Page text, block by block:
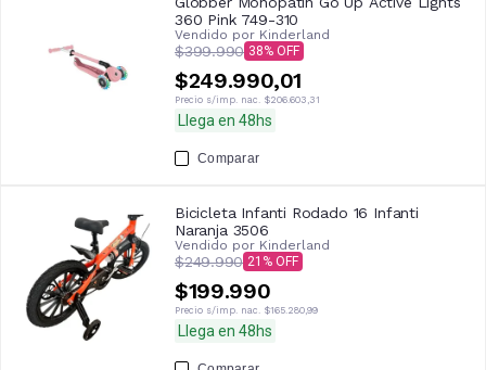
360 Pink 749-310
Vendido por Kinderland
$399.990 38
$249.990,01
Precio s/imp. nac. $206.603,31
Llega en 48hs
Comparar
Bicicleta Infanti Rodado 16 Infanti
Naranja 3506
Vendido por Kinderland
$249.990 21
$199.990
Precio s/imp. nac. $165.280,99
Llega en 48hs